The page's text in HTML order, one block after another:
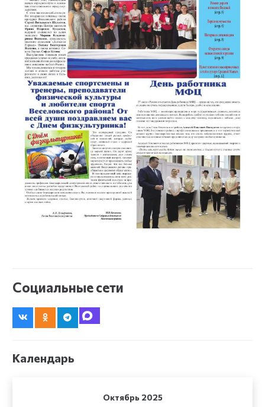
Социальные сети
Календарь
Октябрь 2025